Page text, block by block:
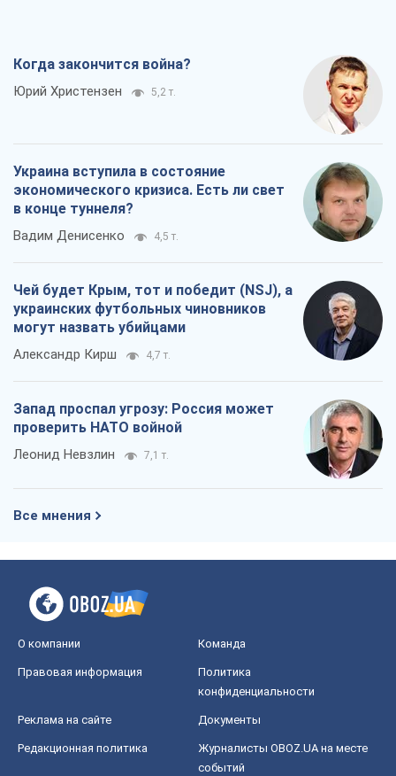
Когда закончится война?
Юрий Христензен 5,2 т.
Украина вступила в состояние
экономического кризиса. Есть ли свет
в конце туннеля?
Вадим Денисенко 4,5 т.
Чей будет Крым, тот и победит (NSJ), а
украинских футбольных чиновников
могут назвать убийцами
Александр Кирш 4,7 т.
Запад проспал угрозу: Россия может
проверить НАТО войной
Леонид Невзлин 7,1 т.
Все мнения
О компании Команда
Правовая информация
Политика
конфиденциальности
Реклама на сайте Документы
Редакционная политика
Журналисты OBOZ.UA на месте
событий